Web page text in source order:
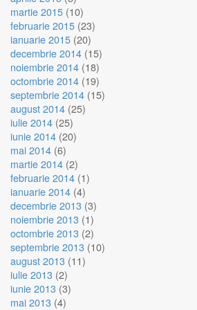
martie 2015 (10)
februarie 2015 (23)
ianuarie 2015 (20)
decembrie 2014 (15)
noiembrie 2014 (18)
octombrie 2014 (19)
septembrie 2014 (15)
august 2014 (25)
iulie 2014 (25)
iunie 2014 (20)
mai 2014 (6)
martie 2014 (2)
februarie 2014 (1)
ianuarie 2014 (4)
decembrie 2013 (3)
noiembrie 2013 (1)
octombrie 2013 (2)
septembrie 2013 (10)
august 2013 (11)
iulie 2013 (2)
iunie 2013 (3)
mai 2013 (4)